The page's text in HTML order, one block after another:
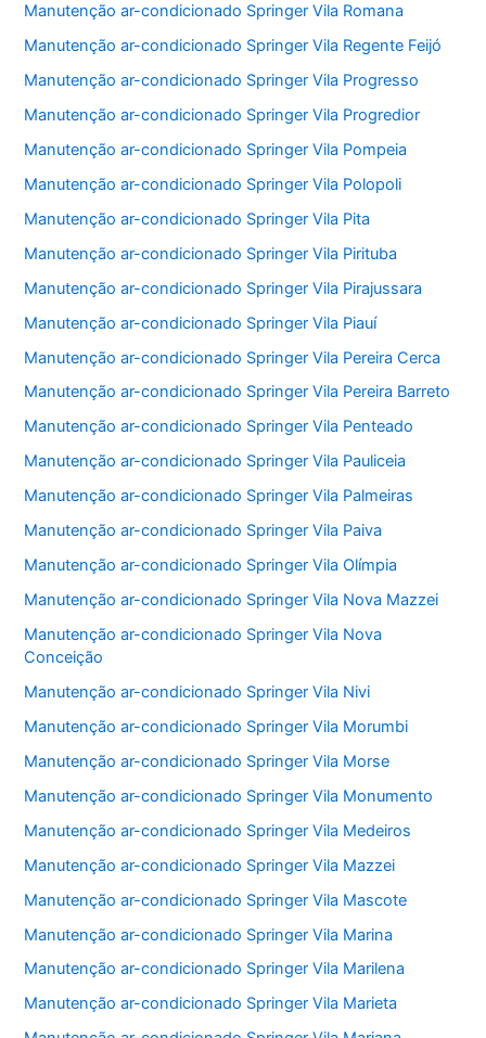
Manutenção ar-condicionado Springer Vila Romana
Manutenção ar-condicionado Springer Vila Regente Feijó
Manutenção ar-condicionado Springer Vila Progresso
Manutenção ar-condicionado Springer Vila Progredior
Manutenção ar-condicionado Springer Vila Pompeia
Manutenção ar-condicionado Springer Vila Polopoli
Manutenção ar-condicionado Springer Vila Pita
Manutenção ar-condicionado Springer Vila Pirituba
Manutenção ar-condicionado Springer Vila Pirajussara
Manutenção ar-condicionado Springer Vila Piauí
Manutenção ar-condicionado Springer Vila Pereira Cerca
Manutenção ar-condicionado Springer Vila Pereira Barreto
Manutenção ar-condicionado Springer Vila Penteado
Manutenção ar-condicionado Springer Vila Pauliceia
Manutenção ar-condicionado Springer Vila Palmeiras
Manutenção ar-condicionado Springer Vila Paiva
Manutenção ar-condicionado Springer Vila Olímpia
Manutenção ar-condicionado Springer Vila Nova Mazzei
Manutenção ar-condicionado Springer Vila Nova
Conceição
Manutenção ar-condicionado Springer Vila Nivi
Manutenção ar-condicionado Springer Vila Morumbi
Manutenção ar-condicionado Springer Vila Morse
Manutenção ar-condicionado Springer Vila Monumento
Manutenção ar-condicionado Springer Vila Medeiros
Manutenção ar-condicionado Springer Vila Mazzei
Manutenção ar-condicionado Springer Vila Mascote
Manutenção ar-condicionado Springer Vila Marina
Manutenção ar-condicionado Springer Vila Marilena
Manutenção ar-condicionado Springer Vila Marieta